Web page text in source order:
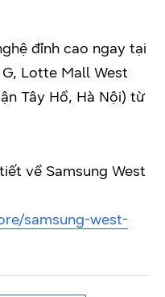
đỉnh cao ngay tại
Lotte Mall West
Tây Hồ, Hà Nội) từ
về Samsung West
samsung-west-